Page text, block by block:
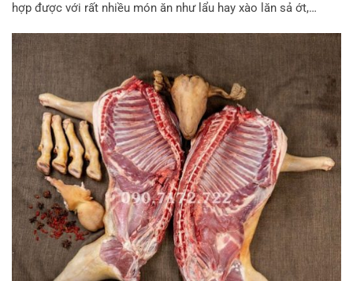
hợp được với rất nhiều món ăn như lẩu hay xào lăn sả ớt,…